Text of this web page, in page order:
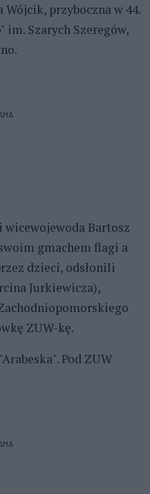
Wójcik, przyboczna w 44.
Szarych Szeregów,
wicewojewoda Bartosz
gmachem flagi a
dzieci, odsłonili
Jurkiewicza),
ZUW-kę.
Pod ZUW